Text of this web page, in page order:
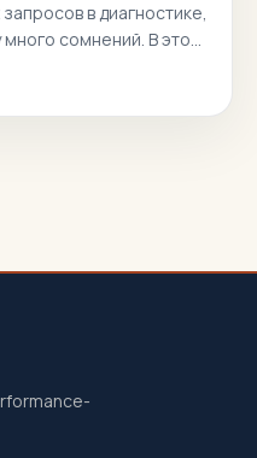
в диагностике,
сомнений. В этой
и полезные
к